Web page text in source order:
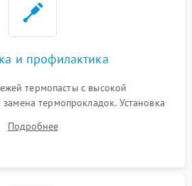
и профилактика
термопасты с высокой
термопрокладок. Установка
и накопителей. Предварительная
Подробнее